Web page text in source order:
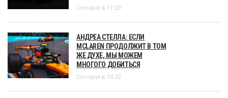
Сегодня в 11:20
АНДРЕА СТЕЛЛА: ЕСЛИ
MCLAREN ПРОДОЛЖИТ В ТОМ
ЖЕ ДУХЕ, МЫ МОЖЕМ
МНОГОГО ДОБИТЬСЯ
Сегодня в 10:22